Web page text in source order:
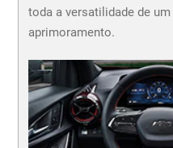
toda a versatilidade de um
aprimoramento.